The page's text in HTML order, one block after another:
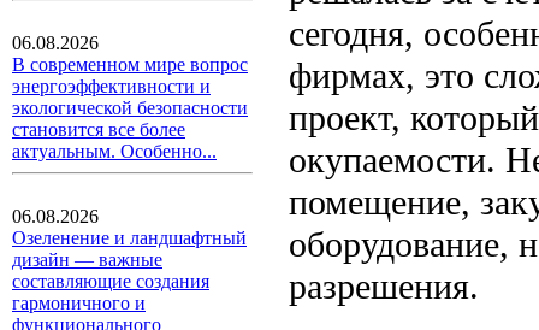
06.08.2026
В современном мире вопрос
энергоэффективности и
экологической безопасности
становится все более
актуальным. Особенно...
06.08.2026
Озеленение и ландшафтный
дизайн — важные
составляющие создания
гармоничного и
функционального
сегодня,
фирмах, это
проект,
окупаемости.
помещение,
оборудование,
разрешения.